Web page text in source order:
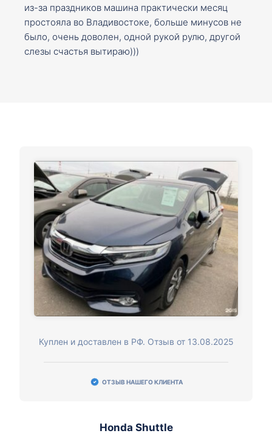
из-за праздников машина практически месяц
простояла во Владивостоке, больше минусов не
было, очень доволен, одной рукой рулю, другой
слезы счастья вытираю)))
Куплен и доставлен в РФ. Отзыв от 13.08.2025
ОТЗЫВ НАШЕГО КЛИЕНТА
Honda Shuttle